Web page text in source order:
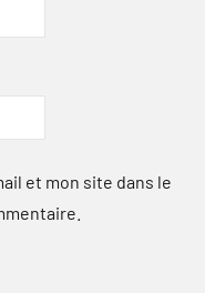
et mon site dans le